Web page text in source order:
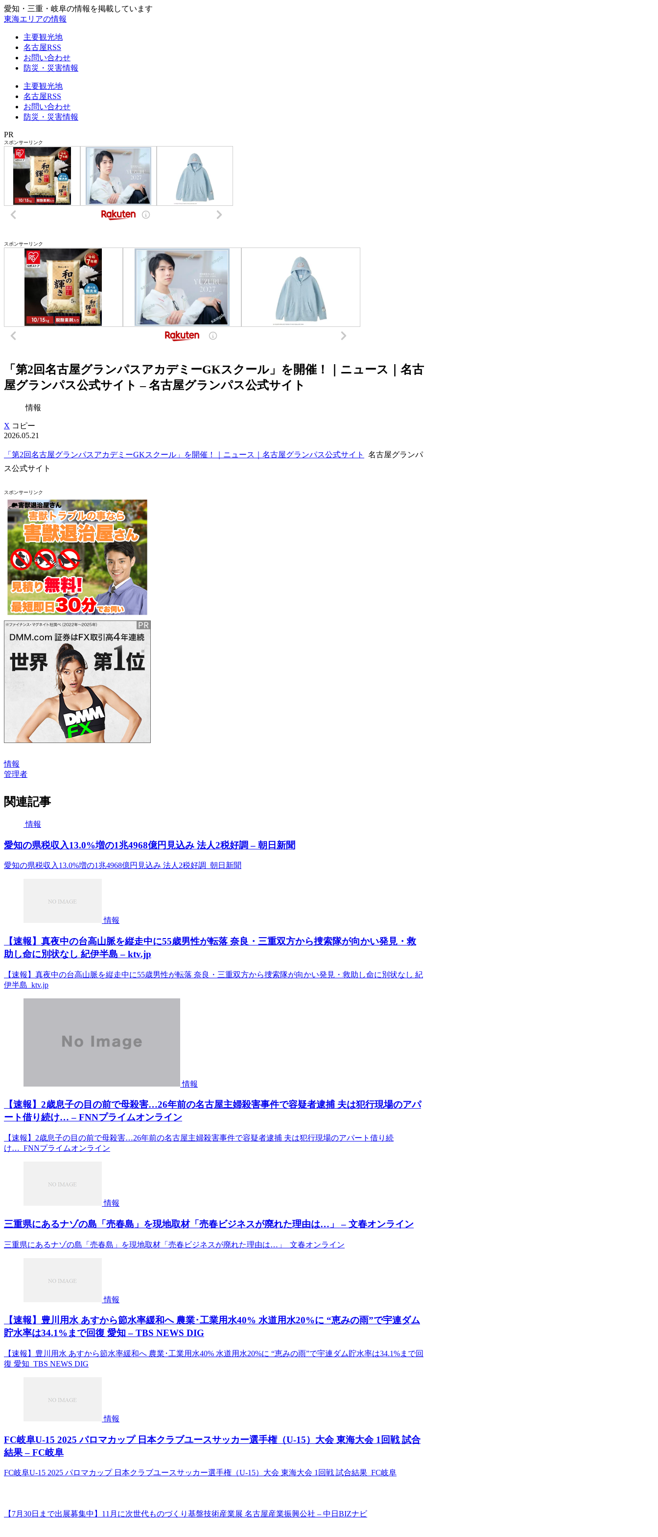
愛知・三重・岐阜の情報を掲載しています
東海エリアの情報
主要観光地
名古屋RSS
お問い合わせ
防災・災害情報
主要観光地
名古屋RSS
お問い合わせ
防災・災害情報
PR
スポンサーリンク
スポンサーリンク
「第2回名古屋グランパスアカデミーGKスクール」を開催！｜ニュース｜名古
屋グランパス公式サイト – 名古屋グランパス公式サイト
情報
X コピー
2026.05.21
「第2回名古屋グランパスアカデミーGKスクール」を開催！｜ニュース｜名古屋グランパス公式サイト
名古屋グランパ
ス公式サイト
スポンサーリンク
情報
管理者
関連記事
情報
愛知の県税収入13.0%増の1兆4968億円見込み 法人2税好調 – 朝日新聞
愛知の県税収入13.0%増の1兆4968億円見込み 法人2税好調 朝日新聞
情報
【速報】真夜中の台高山脈を縦走中に55歳男性が転落 奈良・三重双方から捜索隊が向かい発見・救
助し命に別状なし 紀伊半島 – ktv.jp
【速報】真夜中の台高山脈を縦走中に55歳男性が転落 奈良・三重双方から捜索隊が向かい発見・救助し命に別状なし 紀
伊半島 ktv.jp
情報
【速報】2歳息子の目の前で母殺害…26年前の名古屋主婦殺害事件で容疑者逮捕 夫は犯行現場のアパ
ート借り続け… – FNNプライムオンライン
【速報】2歳息子の目の前で母殺害…26年前の名古屋主婦殺害事件で容疑者逮捕 夫は犯行現場のアパート借り続
け… FNNプライムオンライン
情報
三重県にあるナゾの島「売春島」を現地取材「売春ビジネスが廃れた理由は…」 – 文春オンライン
三重県にあるナゾの島「売春島」を現地取材「売春ビジネスが廃れた理由は…」 文春オンライン
情報
【速報】豊川用水 あすから節水率緩和へ 農業･工業用水40% 水道用水20%に “恵みの雨”で宇連ダム
貯水率は34.1%まで回復 愛知 – TBS NEWS DIG
【速報】豊川用水 あすから節水率緩和へ 農業･工業用水40% 水道用水20%に “恵みの雨”で宇連ダム貯水率は34.1%まで回
復 愛知 TBS NEWS DIG
情報
FC岐阜U-15 2025 パロマカップ 日本クラブユースサッカー選手権（U-15）大会 東海大会 1回戦 試合
結果 – FC岐阜
FC岐阜U-15 2025 パロマカップ 日本クラブユースサッカー選手権（U-15）大会 東海大会 1回戦 試合結果 FC岐阜
【7月30日まで出展募集中】11月に次世代ものづくり基盤技術産業展 名古屋産業振興公社 – 中日BIZナビ